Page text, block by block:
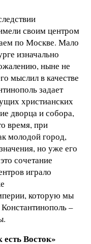
своим центром
по Москве. Мало
изначально
ныне не
мыслил в качестве
задает
христианских
дворца и собора,
время, при
молодой город,
но уже его
сочетание
играло
которую мы
–
есть Восток»